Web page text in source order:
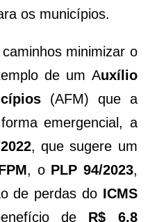
os municípios.
minimizar o
de um Auxílio
(AFM) que a
emergencial, a
, que sugere um
, o PLP 94/2023,
de perdas doICMS
de R$ 6,8